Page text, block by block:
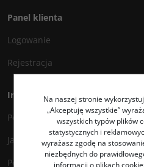
Panel klienta
Logowanie
Rejestracja
Informacje
Polityka prywatności
Jak kupować?
Polityka legalności
Na naszej stronie
„Akceptuję wszystkie”
wszystkich typów plików
statystycznych i
wyrażasz zgodę na
niezbędnych do
informacji o plikach